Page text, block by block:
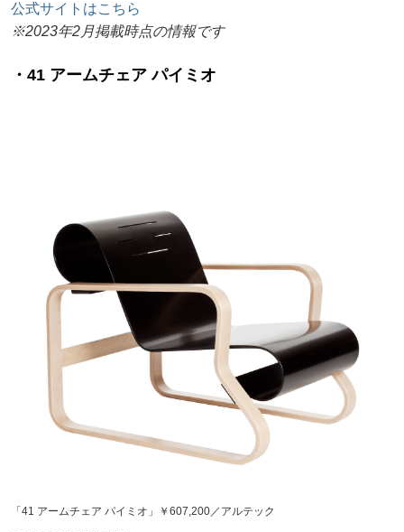
公式サイトはこちら
※2023年2月掲載時点の情報です
・41 アームチェア パイミオ
「41 アームチェア パイミオ」￥607,200／アルテック